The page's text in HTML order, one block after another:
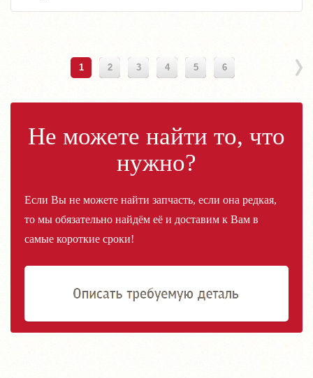
1 2 3 4 5 6
Не можете найти то, что
нужно?
Если Вы не можете найти запчасть, если она редкая,
то мы обязательно найдём её и доставим к Вам в
самые короткие сроки!